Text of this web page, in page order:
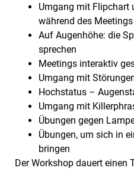
Umgang mit Flipchart
während des Meetings
Auf Augenhöhe: die
sprechen
Meetings interaktiv
Umgang mit
Hochstatus –
Umgang mit
Übungen gegen
Übungen, um sich in
bringen
Der Workshop dauert einen